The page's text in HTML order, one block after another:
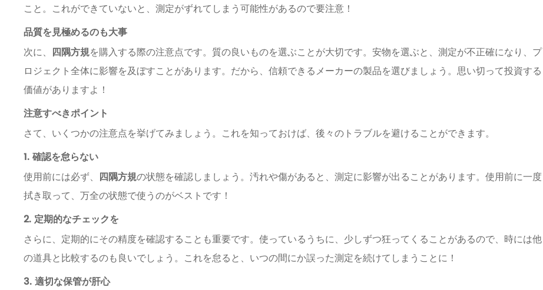
こと。これができていないと、測定がずれてしまう可能性があるので要注意！
品質を見極めるのも大事
次に、 四隅方規を購入する際の注意点です。質の良いものを選ぶことが大切です。安物を選ぶと、測定が不正確になり、プ
ロジェクト全体に影響を及ぼすことがあります。だから、信頼できるメーカーの製品を選びましょう。思い切って投資する
価値がありますよ！
注意すべきポイント
さて、いくつかの注意点を挙げてみましょう。これを知っておけば、後々のトラブルを避けることができます。
1. 確認を怠らない
使用前には必ず、 四隅方規の状態を確認しましょう。汚れや傷があると、測定に影響が出ることがあります。使用前に一度
拭き取って、万全の状態で使うのがベストです！
2. 定期的なチェックを
さらに、定期的にその精度を確認することも重要です。使っているうちに、少しずつ狂ってくることがあるので、時には他
の道具と比較するのも良いでしょう。これを怠ると、いつの間にか誤った測定を続けてしまうことに！
3. 適切な保管が肝心